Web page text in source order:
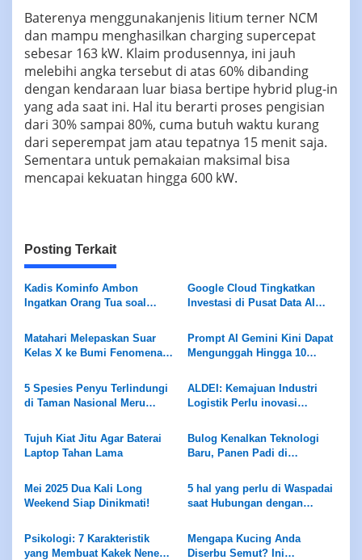
Baterenya menggunakanjenis litium terner NCM
dan mampu menghasilkan charging supercepat
sebesar 163 kW. Klaim produsennya, ini jauh
melebihi angka tersebut di atas 60% dibanding
dengan kendaraan luar biasa bertipe hybrid plug-in
yang ada saat ini. Hal itu berarti proses pengisian
dari 30% sampai 80%, cuma butuh waktu kurang
dari seperempat jam atau tepatnya 15 menit saja.
Sementara untuk pemakaian maksimal bisa
mencapai kekuatan hingga 600 kW.
Posting Terkait
Kadis Kominfo Ambon
Ingatkan Orang Tua soal
Medsos
Google Cloud Tingkatkan
Investasi di Pusat Data AI
Matahari Melepaskan Suar
Kelas X ke Bumi Fenomena
Prompt AI Gemini Kini Dapat
Mengunggah Hingga 10
5 Spesies Penyu Terlindungi
di Taman Nasional Meru
Mereka
ALDEI: Kemajuan Industri
Logistik Perlu inovasi
Tujuh Kiat Jitu Agar Baterai
Laptop Tahan Lama
Bulog Kenalkan Teknologi
Baru, Panen Padi di
Lipat
Mei 2025 Dua Kali Long
Weekend Siap Dinikmati!
5 hal yang perlu di Waspadai
saat Hubungan dengan
Psikologi: 7 Karakteristik
yang Membuat Kakek Nenek
Mengapa Kucing Anda
Diserbu Semut? Ini